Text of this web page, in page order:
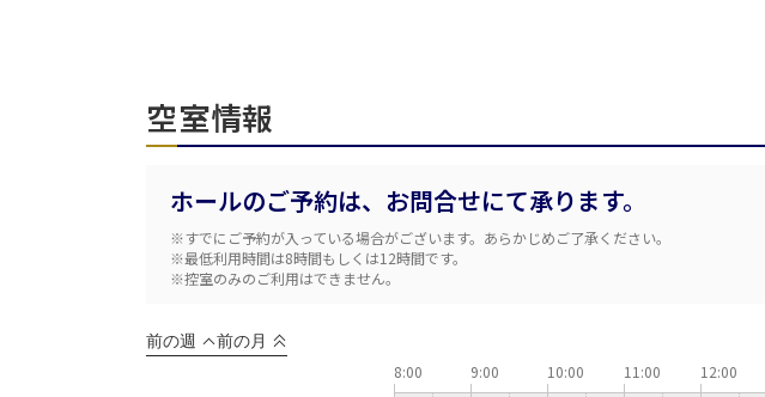
空室情報
ホールのご予約は、お問合せにて承ります。
※すでにご予約が入っている場合がございます。あらかじめご了承ください。
※最低利用時間は8時間もしくは12時間です。
※控室のみのご利用はできません。
前の週 前の月
8:00 9:00 10:00 11:00 12:00
会場の種類 イベントホール
※複数選択可能
専有回線(NURO)あり